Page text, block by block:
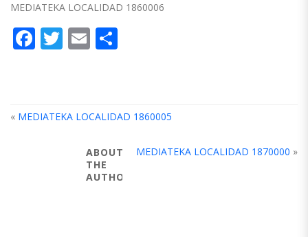
MEDIATEKA LOCALIDAD 1860006
Facebook
Twitter
Email
« MEDIATEKA LOCALIDAD 1860005
MEDIATEKA LOCALIDAD 1870000 »
ABOUT
THE
AUTHOR